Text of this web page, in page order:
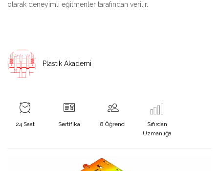
olarak deneyimli eğitmenler tarafından verilir.
Plastik Akademi
24 Saat Sertifika 8 Öğrenci
Sıfırdan
Uzmanlığa